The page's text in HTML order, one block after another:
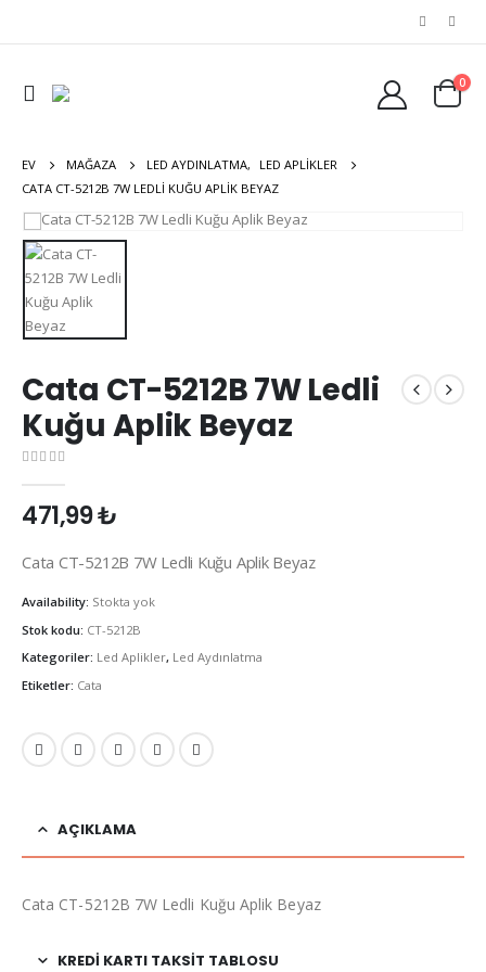
0
EV MAĞAZA LED AYDINLATMA,
LED APLIKLER
CATA CT-5212B 7W LEDLI KUĞU APLIK BEYAZ
Cata CT-5212B 7W Ledli
Kuğu Aplik Beyaz
471,99₺
Cata CT-5212B 7W Ledli Kuğu Aplik Beyaz
Availability: Stokta yok
Stok kodu: CT-5212B
Kategoriler: Led Aplikler, Led Aydınlatma
Etiketler: Cata
AÇIKLAMA
Cata CT-5212B 7W Ledli Kuğu Aplik Beyaz
KREDI KARTI TAKSIT TABLOSU